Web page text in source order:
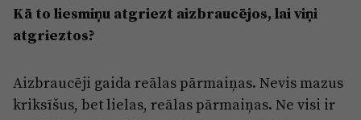
Kā to liesmiņu atgriezt aizbraucējos, lai viņi
atgrieztos?
Aizbraucēji gaida reālas pārmaiņas. Nevis mazus
kriksīšus, bet lielas, reālas pārmaiņas. Ne visi ir